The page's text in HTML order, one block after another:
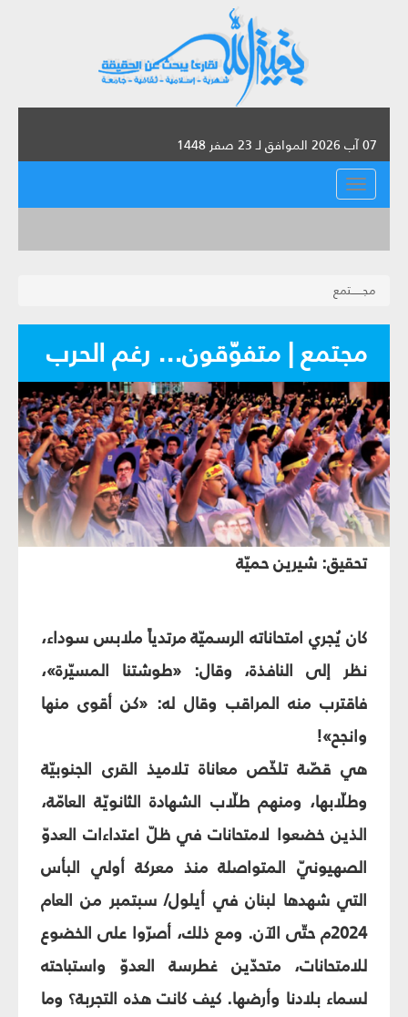
07 آب 2026 الموافق لـ 23 صفر 1448
القائمة
مجــــــتمع
مجتمع | متفوّقون... رغم الحرب
تحقيق: شيرين حميّة
كان يُجري امتحاناته الرسميّة مرتدياً ملابس سوداء،
نظر إلى النافذة، وقال: «طوشتنا المسيّرة»،
فاقترب منه المراقب وقال له: «كن أقوى منها
وانجح»!
هي قصّة تلخّص معاناة تلاميذ القرى الجنوبيّة
وطلّابها، ومنهم طلّاب الشهادة الثانويّة العامّة،
الذين خضعوا لامتحانات في ظلّ اعتداءات العدوّ
الصهيونيّ المتواصلة منذ معركة أولي البأس
التي شهدها لبنان في أيلول/ سبتمبر من العام
2024م حتّى الآن. ومع ذلك، أصرّوا على الخضوع
للامتحانات، متحدّين غطرسة العدوّ واستباحته
لسماء بلادنا وأرضها. كيف كانت هذه التجربة؟ وما